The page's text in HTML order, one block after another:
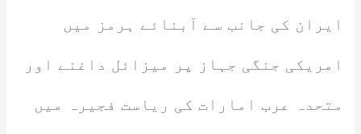
ایران کی جانب سے آبنائے ہرمز میں
امریکی جنگی جہاز پر میزائل داغنے اور
متحدہ عرب امارات کی ریاست فجیرہ میں